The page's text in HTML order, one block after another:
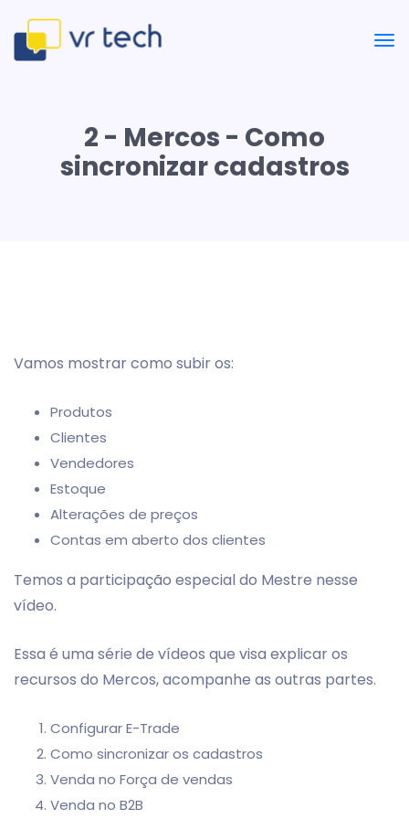
2 - Mercos - Como
sincronizar cadastros
Vamos mostrar como subir os:
Produtos
Clientes
Vendedores
Estoque
Alterações de preços
Contas em aberto dos clientes
Temos a participação especial do Mestre nesse
vídeo.
Essa é uma série de vídeos que visa explicar os
recursos do Mercos, acompanhe as outras partes.
Configurar E-Trade
Como sincronizar os cadastros
Venda no Força de vendas
Venda no B2B